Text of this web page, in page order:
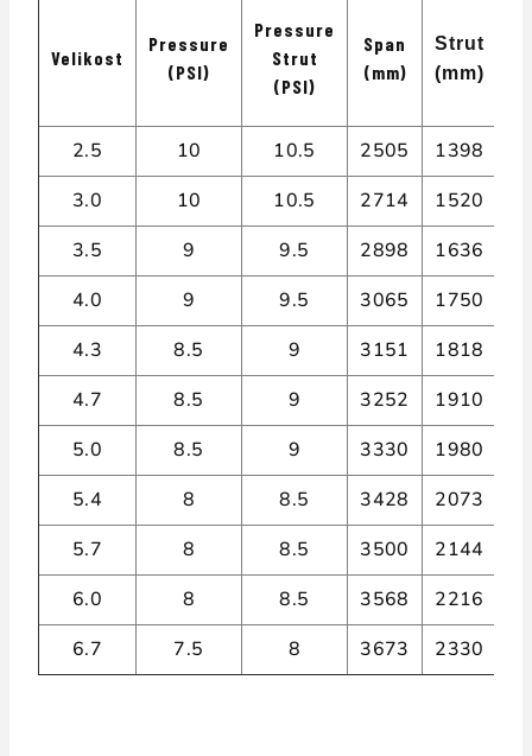
Velikost
Pressure
(PSI)
Pressure
Strut
(PSI)
Span
(mm)
Strut
(mm)
2.5 10 10.5 2505 1398
3.0
10 10.5 2714 1520
3.5
9 9.5 2898 1636
4.0
9 9.5 3065 1750
4.3
8.5 9 3151 1818
4.7
8.5 9 3252 1910
5.0
8.5 9 3330 1980
5.4
8 8.5 3428 2073
5.7
8 8.5 3500 2144
6.0
8 8.5 3568 2216
6.7
7.5 8 3673 2330